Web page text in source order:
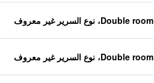
Double room، نوع السرير غير معروف
Double room، نوع السرير غير معروف